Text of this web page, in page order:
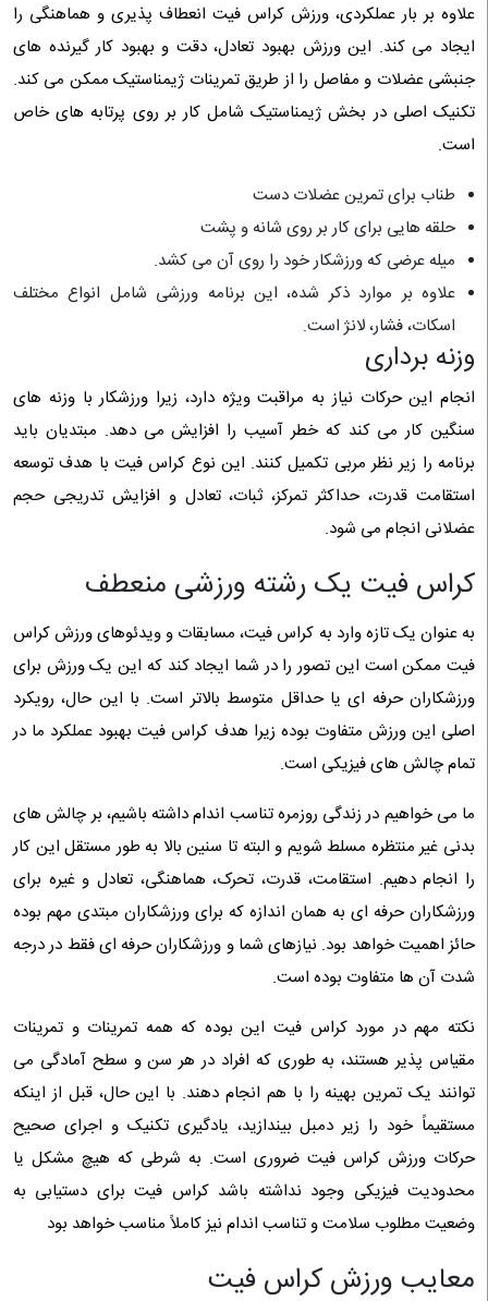
علاوه بر بار عملکردی، ورزش کراس فیت انعطاف پذیری و هماهنگی را
ایجاد می کند. این ورزش بهبود تعادل، دقت و بهبود کار گیرنده های
جنبشی عضلات و مفاصل را از طریق تمرینات ژیمناستیک ممکن می کند.
تکنیک اصلی در بخش ژیمناستیک شامل کار بر روی پرتابه های خاص
است.
طناب برای تمرین عضلات دست
حلقه هایی برای کار بر روی شانه و پشت
میله عرضی که ورزشکار خود را روی آن می کشد.
علاوه بر موارد ذکر شده، این برنامه ورزشی شامل انواع مختلف
اسکات، فشار، لانژ است.
وزنه برداری
انجام این حرکات نیاز به مراقبت ویژه دارد، زیرا ورزشکار با وزنه های
سنگین کار می کند که خطر آسیب را افزایش می دهد. مبتدیان باید
برنامه را زیر نظر مربی تکمیل کنند. این نوع کراس فیت با هدف توسعه
استقامت قدرت، حداکثر تمرکز، ثبات، تعادل و افزایش تدریجی حجم
عضلانی انجام می شود.
کراس فیت یک رشته ورزشی منعطف
به عنوان یک تازه وارد به کراس فیت، مسابقات و ویدئوهای ورزش کراس
فیت ممکن است این تصور را در شما ایجاد کند که این یک ورزش برای
ورزشکاران حرفه ای یا حداقل متوسط ​​​​بالاتر است. با این حال، رویکرد
اصلی این ورزش متفاوت بوده زیرا هدف کراس فیت بهبود عملکرد ما در
تمام چالش های فیزیکی است.
ما می خواهیم در زندگی روزمره تناسب اندام داشته باشیم، بر چالش های
بدنی غیر منتظره مسلط شویم و البته تا سنین بالا به طور مستقل این کار
را انجام دهیم. استقامت، قدرت، تحرک، هماهنگی، تعادل و غیره برای
ورزشکاران حرفه ای به همان اندازه که برای ورزشکاران مبتدی مهم بوده
حائز اهمیت خواهد بود. نیازهای شما و ورزشکاران حرفه ای فقط در درجه
شدت آن ها متفاوت بوده است.
نکته مهم در مورد کراس فیت این بوده که همه تمرینات و تمرینات
مقیاس پذیر هستند، به طوری که افراد در هر سن و سطح آمادگی می
توانند یک تمرین بهینه را با هم انجام دهند. با این حال، قبل از اینکه
مستقیماً خود را زیر دمبل بیندازید، یادگیری تکنیک و اجرای صحیح
حرکات ورزش کراس فیت ضروری است. به شرطی که هیچ مشکل یا
محدودیت فیزیکی وجود نداشته باشد کراس فیت برای دستیابی به
وضعیت مطلوب سلامت و تناسب اندام نیز کاملاً مناسب خواهد بود
معایب ورزش کراس فیت